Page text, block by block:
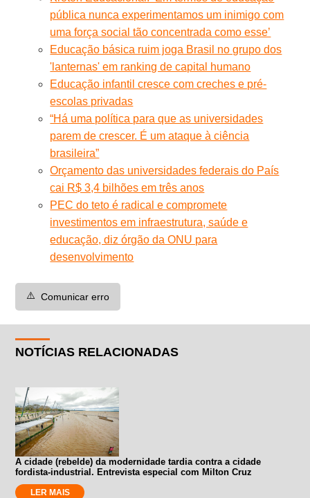
pública nunca experimentamos um inimigo com
uma força social tão concentrada como esse’
Educação básica ruim joga Brasil no grupo dos
'lanternas' em ranking de capital humano
Educação infantil cresce com creches e pré-
escolas privadas
“Há uma política para que as universidades
parem de crescer. É um ataque à ciência
brasileira”
Orçamento das universidades federais do País
cai R$ 3,4 bilhões em três anos
PEC do teto é radical e compromete
investimentos em infraestrutura, saúde e
educação, diz órgão da ONU para
desenvolvimento
⚠️ Comunicar erro
NOTÍCIAS RELACIONADAS
A cidade (rebelde) da modernidade tardia contra a cidade
fordista-industrial. Entrevista especial com Milton Cruz
LER MAIS